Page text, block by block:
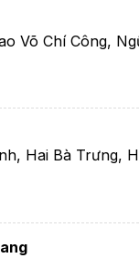
Võ Chí Công,
Hai Bà Trưng,